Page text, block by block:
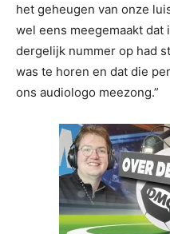
het geheugen van onze
wel eens meegemaakt dat
dergelijk nummer op had
was te horen en dat die
ons audiologo meezong.”